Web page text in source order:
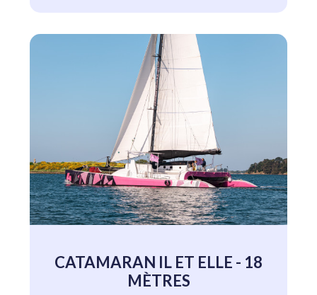
CATAMARAN IL ET ELLE - 18
MÈTRES